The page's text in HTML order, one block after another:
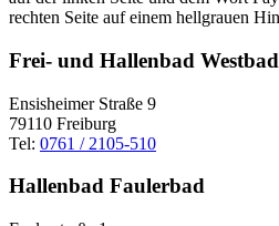
Frei- und Hallenbad Westbad
Ensisheimer Straße 9
79110 Freiburg
Tel: 0761 / 2105-510
Hallenbad Faulerbad